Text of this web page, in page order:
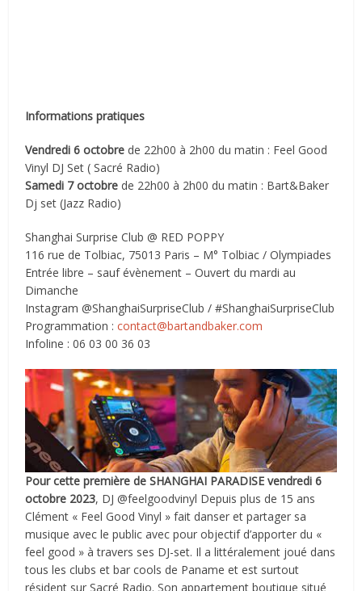
Informations pratiques
Vendredi 6 octobre de 22h00 à 2h00 du matin : Feel Good
Vinyl DJ Set ( Sacré Radio)
Samedi 7 octobre de 22h00 à 2h00 du matin : Bart&Baker
Dj set (Jazz Radio)
Shanghai Surprise Club @ RED POPPY
116 rue de Tolbiac, 75013 Paris – M° Tolbiac / Olympiades
Entrée libre – sauf évènement – Ouvert du mardi au
Dimanche
Instagram @ShanghaiSurpriseClub / #ShanghaiSurpriseClub
Programmation :contact@bartandbaker.com
Infoline : 06 03 00 36 03
Pour cette première de SHANGHAI PARADISE vendredi 6
octobre 2023, DJ @feelgoodvinyl Depuis plus de 15 ans
Clément « Feel Good Vinyl » fait danser et partager sa
musique avec le public avec pour objectif d’apporter du «
feel good » à travers ses DJ-set. Il a littéralement joué dans
tous les clubs et bar cools de Paname et est surtout
résident sur Sacré Radio. Son appartement boutique situé